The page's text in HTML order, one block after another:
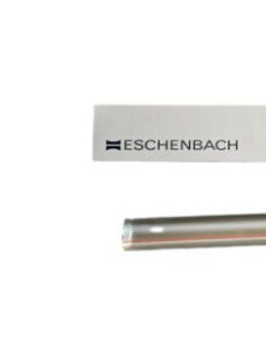
Leselupe